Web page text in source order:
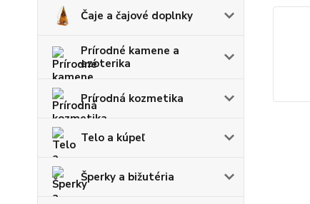
Čaje a čajové doplnky
Prírodné kamene a
ezoterika
Prírodná kozmetika
Telo a kúpeľ
Šperky a bižutéria